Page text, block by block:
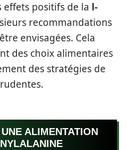
effets positifs de la l-
recommandations
envisagées. Cela
des choix alimentaires
des stratégies de
ALIMENTATION